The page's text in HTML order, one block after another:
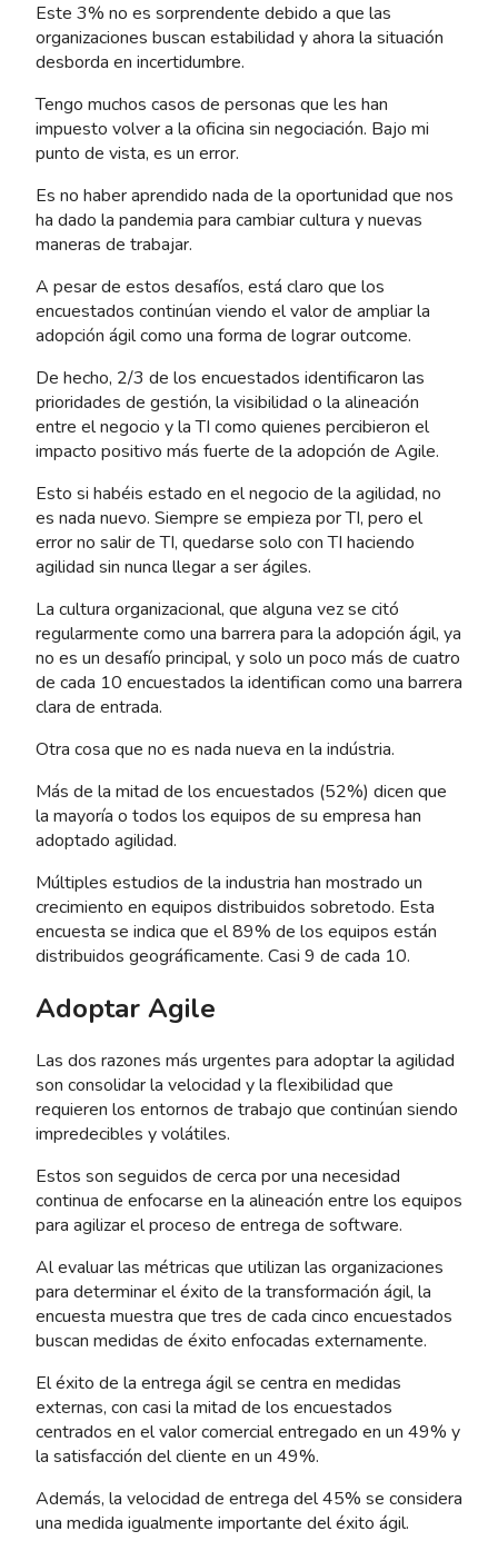
Este 3% no es sorprendente debido a que las
organizaciones buscan estabilidad y ahora la situación
desborda en incertidumbre.
Tengo muchos casos de personas que les han
impuesto volver a la oficina sin negociación. Bajo mi
punto de vista, es un error.
Es no haber aprendido nada de la oportunidad que nos
ha dado la pandemia para cambiar cultura y nuevas
maneras de trabajar.
A pesar de estos desafíos, está claro que los
encuestados continúan viendo el valor de ampliar la
adopción ágil como una forma de lograr outcome.
De hecho, 2/3 de los encuestados identificaron las
prioridades de gestión, la visibilidad o la alineación
entre el negocio y la TI como quienes percibieron el
impacto positivo más fuerte de la adopción de Agile.
Esto si habéis estado en el negocio de la agilidad, no
es nada nuevo. Siempre se empieza por TI, pero el
error no salir de TI, quedarse solo con TI haciendo
agilidad sin nunca llegar a ser ágiles.
La cultura organizacional, que alguna vez se citó
regularmente como una barrera para la adopción ágil, ya
no es un desafío principal, y solo un poco más de cuatro
de cada 10 encuestados la identifican como una barrera
clara de entrada.
Otra cosa que no es nada nueva en la indústria.
Más de la mitad de los encuestados (52%) dicen que
la mayoría o todos los equipos de su empresa han
adoptado agilidad.
Múltiples estudios de la industria han mostrado un
crecimiento en equipos distribuidos sobretodo. Esta
encuesta se indica que el 89% de los equipos están
distribuidos geográficamente. Casi 9 de cada 10.
Adoptar Agile
Las dos razones más urgentes para adoptar la agilidad
son consolidar la velocidad y la flexibilidad que
requieren los entornos de trabajo que continúan siendo
impredecibles y volátiles.
Estos son seguidos de cerca por una necesidad
continua de enfocarse en la alineación entre los equipos
para agilizar el proceso de entrega de software.
Al evaluar las métricas que utilizan las organizaciones
para determinar el éxito de la transformación ágil, la
encuesta muestra que tres de cada cinco encuestados
buscan medidas de éxito enfocadas externamente.
El éxito de la entrega ágil se centra en medidas
externas, con casi la mitad de los encuestados
centrados en el valor comercial entregado en un 49% y
la satisfacción del cliente en un 49%.
Además, la velocidad de entrega del 45% se considera
una medida igualmente importante del éxito ágil.